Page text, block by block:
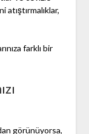
farklı bir
görünüyorsa,